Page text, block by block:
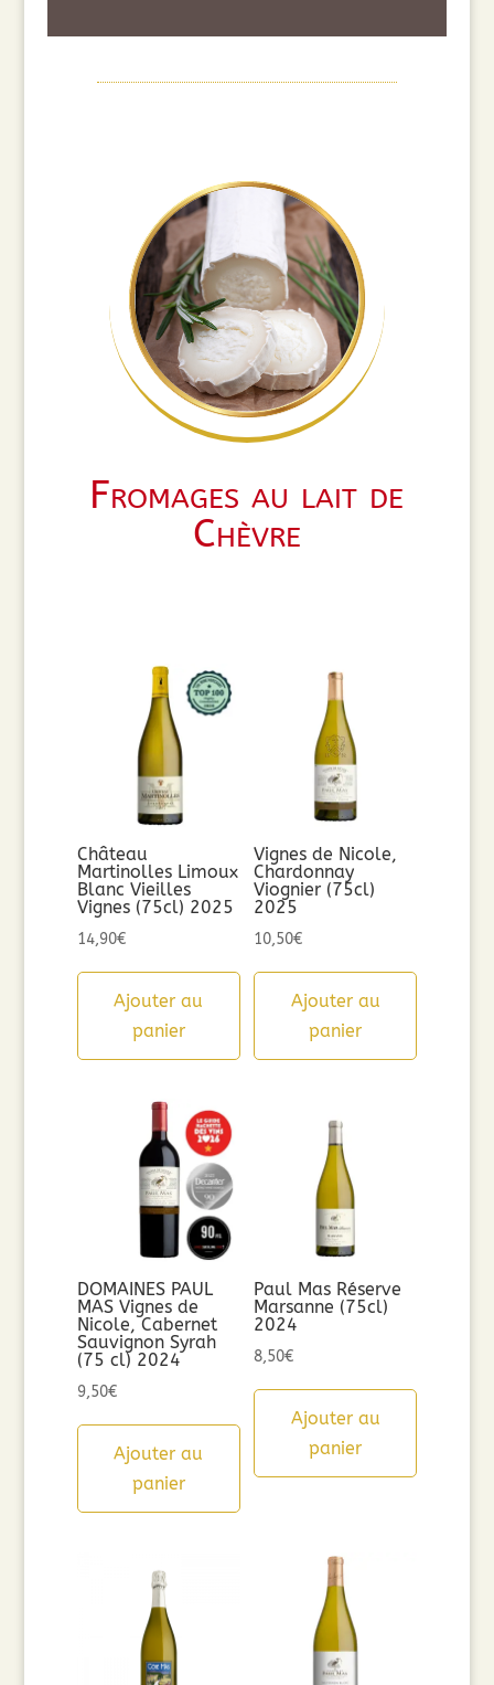
Fromages au lait de
Chèvre
Château
Martinolles Limoux
Blanc Vieilles
Vignes (75cl) 2025
14,90€
Ajouter au
panier
Vignes de Nicole,
Chardonnay
Viognier (75cl)
2025
10,50€
Ajouter au
panier
DOMAINES PAUL
MAS Vignes de
Nicole, Cabernet
Sauvignon Syrah
(75 cl) 2024
9,50€
Ajouter au
panier
Paul Mas Réserve
Marsanne (75cl)
2024
8,50€
Ajouter au
panier